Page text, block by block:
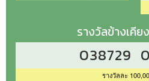
รางวัลข้างเคีย
038729
รางวัลละ